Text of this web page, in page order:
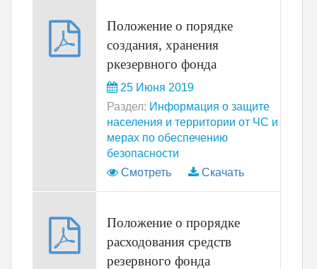
Положение о порядке
создания, хранения
ркезервного фонда
25 Июня 2019
Раздел: Информация о защите
населения и территории от ЧС и
мерах по обеспечению
безопасности
Смотреть
Скачать
Положение о прорядке
расходования средств
резервного фонда